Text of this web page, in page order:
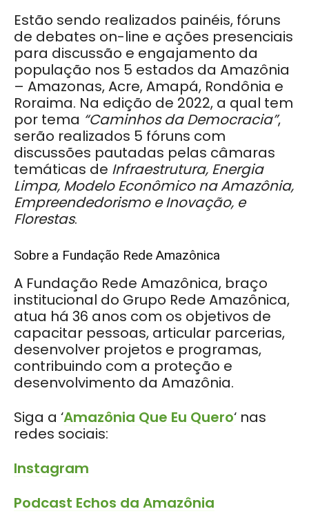
Estão sendo realizados painéis, fóruns
de debates on-line e ações presenciais
para discussão e engajamento da
população nos 5 estados da Amazônia
– Amazonas, Acre, Amapá, Rondônia e
Roraima. Na edição de 2022, a qual tem
por tema “Caminhos da Democracia”,
serão realizados 5 fóruns com
discussões pautadas pelas câmaras
temáticas de Infraestrutura, Energia
Limpa, Modelo Econômico na Amazônia,
Empreendedorismo e Inovação, e
Florestas.
Sobre a Fundação Rede Amazônica
A Fundação Rede Amazônica, braço
institucional do Grupo Rede Amazônica,
atua há 36 anos com os objetivos de
capacitar pessoas, articular parcerias,
desenvolver projetos e programas,
contribuindo com a proteção e
desenvolvimento da Amazônia.
Siga a ‘Amazônia Que Eu Quero‘ nas
redes sociais:
Instagram
Podcast Echos da Amazônia